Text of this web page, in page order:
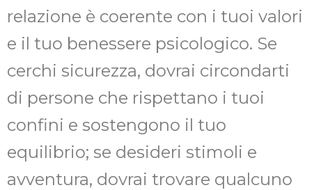
relazione è coerente con i tuoi valori
e il tuo benessere psicologico. Se
cerchi sicurezza, dovrai circondarti
di persone che rispettano i tuoi
confini e sostengono il tuo
equilibrio; se desideri stimoli e
avventura, dovrai trovare qualcuno